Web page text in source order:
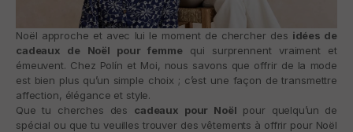
Noël approche et avec lui le moment de chercher des idées de
cadeaux de Noël pour femmequi surprennent vraiment et
émeuvent. Chez Polín et Moi, nous savons que offrir de la mode
est bien plus qu’un simple choix ; c’est une façon de transmettre
affection, élégance et style.
Que tu cherches des cadeaux pour Noël pour quelqu’un de
spécial ou que tu veuilles trouver des vêtements à offrir pour Noël